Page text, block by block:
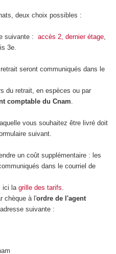
deux choix possibles :
suivante : accès 2, dernier étage,
3e.
seront communiqués dans le
du retrait, en espèces ou par
comptable du Cnam.
vous souhaitez être livré doit
suivant.
un coût supplémentaire : les
dans le courriel de
ici la grille des tarifs.
chèque à l'ordre de l'agent
suivante :